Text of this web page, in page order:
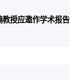
授应邀作学术报告